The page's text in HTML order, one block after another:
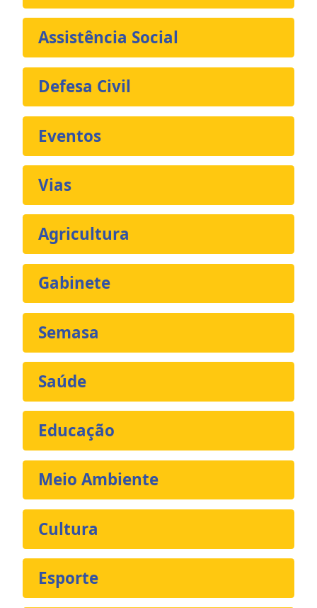
Assistência Social
Defesa Civil
Eventos
Vias
Agricultura
Gabinete
Semasa
Saúde
Educação
Meio Ambiente
Cultura
Esporte